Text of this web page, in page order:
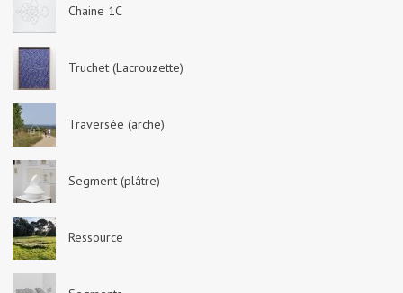
Chaine 1C
Truchet (Lacrouzette)
Traversée (arche)
Segment (plâtre)
Ressource